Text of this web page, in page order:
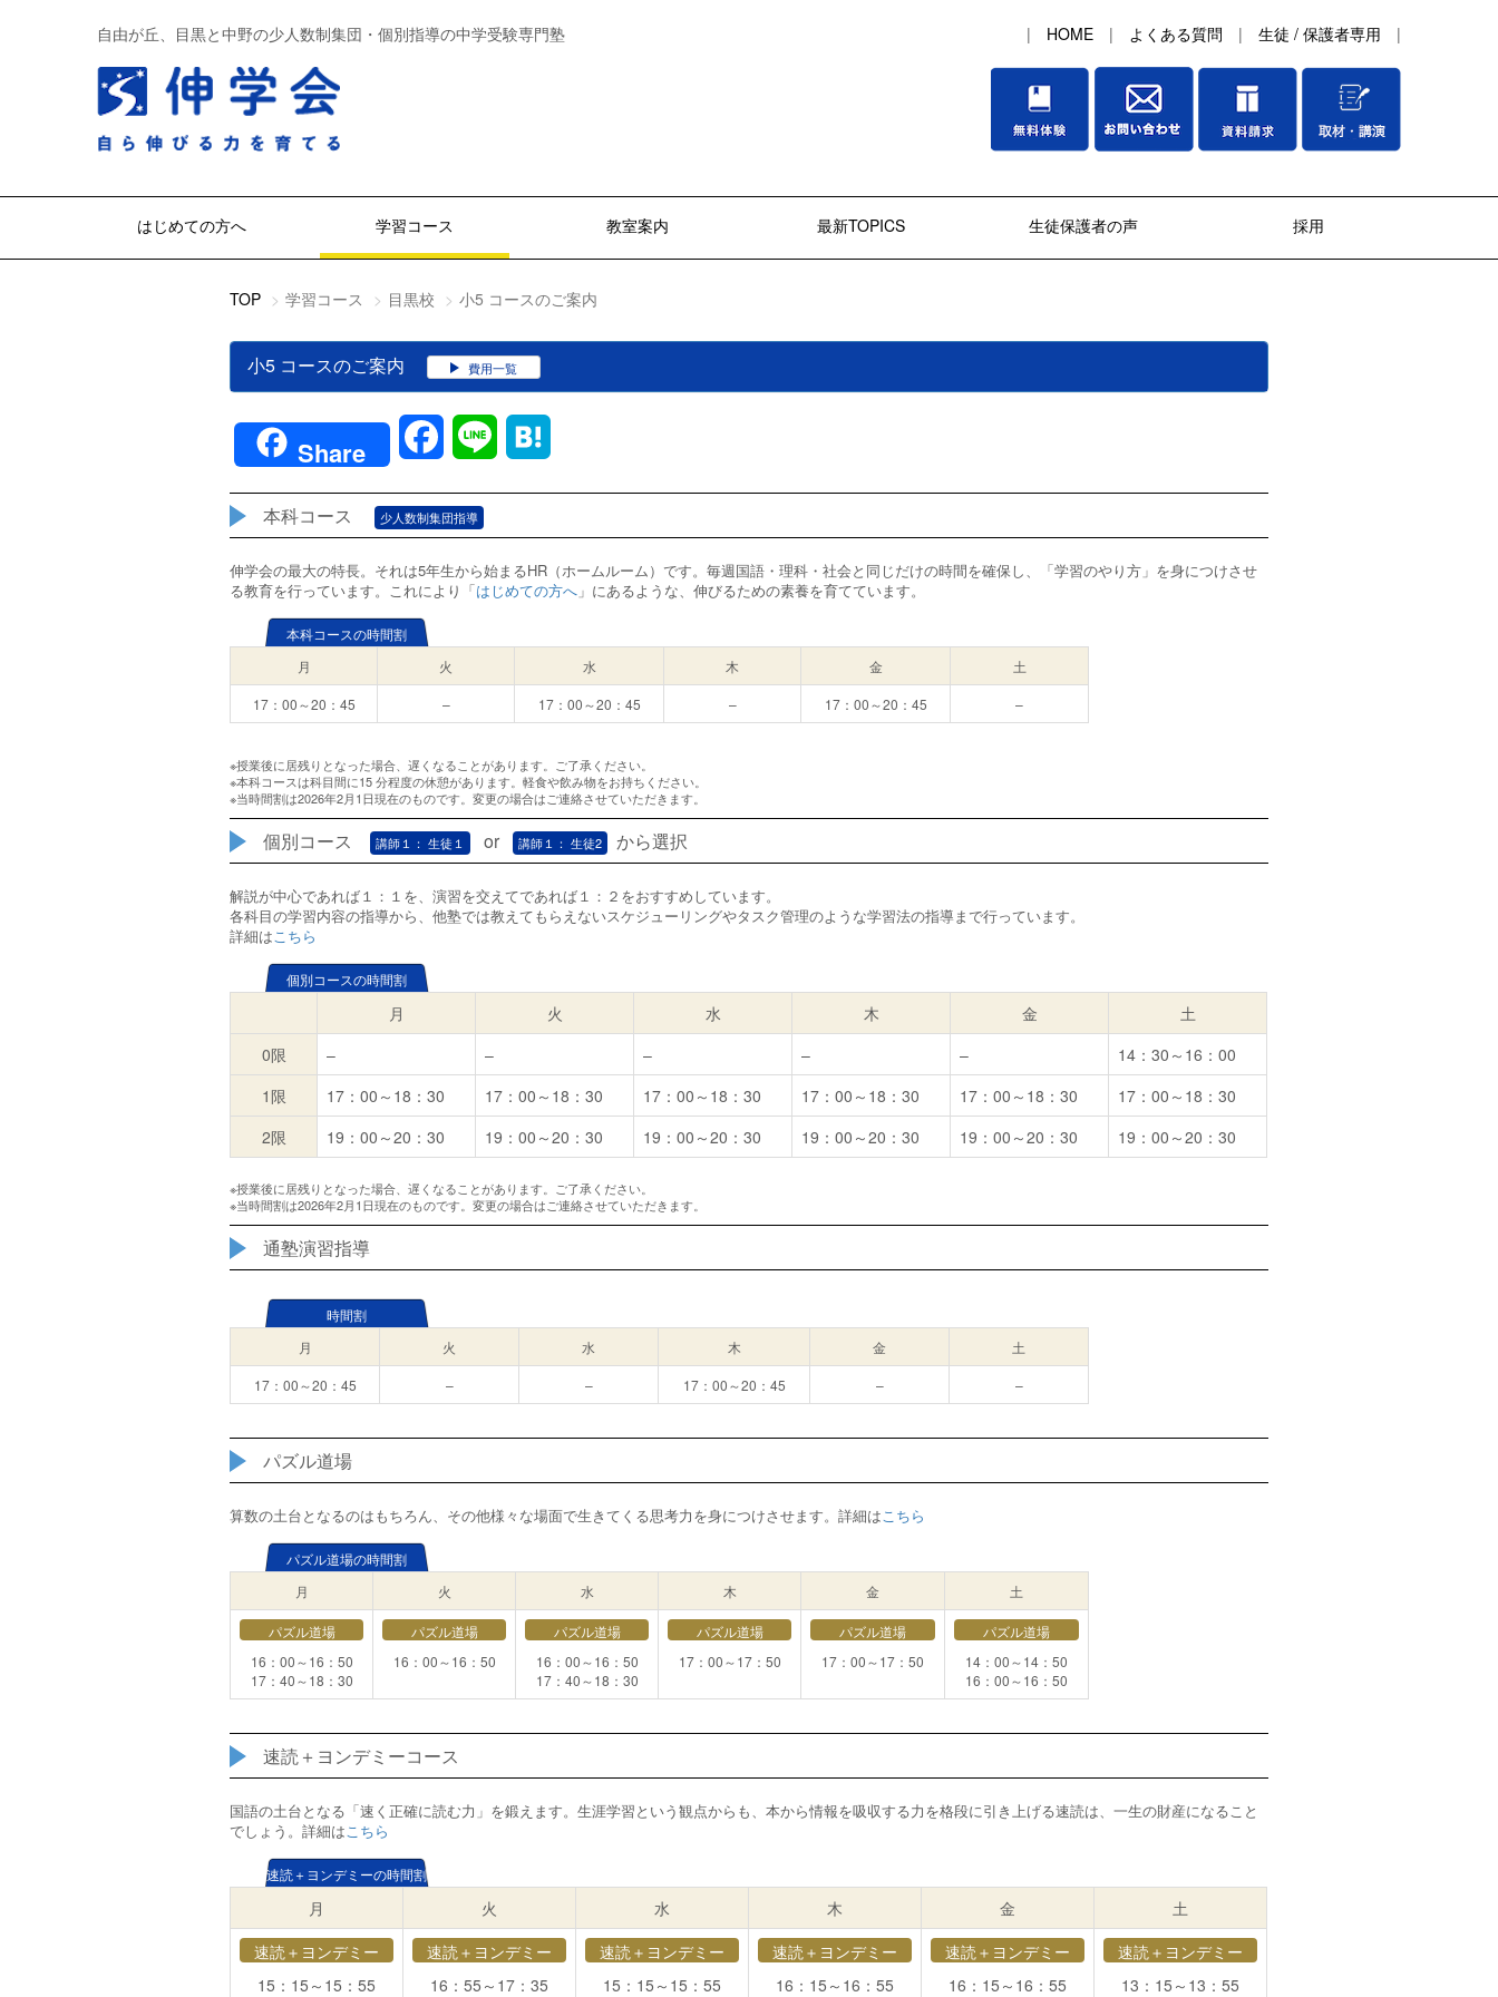
自由が丘、目黒と中野の少人数制集団・個別指導の中学受験専門塾 | HOME | よくある質問 | 生徒 / 保護者専用 |
はじめての方へ 学習コース 教室案内 最新TOPICS 生徒保護者の声 採用
TOP 学習コース 目黒校 小5 コースのご案内
小5 コースのご案内 費用一覧
Share FacebookLine
本科コース 少人数制集団指導
伸学会の最大の特長。それは5年生から始まるHR（ホームルーム）です。毎週国語・理科・社会と同じだけの時間を確保し、「学習のやり方」を身につけさせ
る教育を行っています。これにより「はじめての方へ 」にあるような、伸びるための素養を育てています。
本科コースの時間割
月
火 水 木 金
土
17：00～20：45
– 17：00～20：45 – 17：00～20：45 –
※授業後に居残りとなった場合、遅くなることがあります。ご了承ください。
※本科コースは科目間に15 分程度の休憩があります。軽食や飲み物をお持ちください。
※当時間割は2026年2月1日現在のものです。変更の場合はご連絡させていただきます。
個別コース 講師１： 生徒１ or 講師１： 生徒2 から選択
解説が中心であれば１：１を、演習を交えてであれば１：２をおすすめしています。
各科目の学習内容の指導から、他塾では教えてもらえないスケジューリングやタスク管理のような学習法の指導まで行っています。
詳細はこちら
個別コースの時間割
月 火 水 木 金
土
0限
– – – – –
14：30～16：00
1限
17：00～18：30 17：00～18：30 17：00～18：30 17：00～18：30 17：00～18：30
17：00～18：30
2限
19：00～20：30 19：00～20：30 19：00～20：30 19：00～20：30 19：00～20：30 19：00～20：30
※授業後に居残りとなった場合、遅くなることがあります。ご了承ください。
※当時間割は2026年2月1日現在のものです。変更の場合はご連絡させていただきます。
通塾演習指導
時間割
月
火 水 木 金
土
17：00～20：45
– – 17：00～20：45 – –
パズル道場
算数の土台となるのはもちろん、その他様々な場面で生きてくる思考力を身につけさせます。詳細はこちら
パズル道場の時間割
月
火 水 木 金 土
パズル道場
16：00～16：50
17：40～18：30
パズル道場
16：00～16：50
パズル道場
16：00～16：50
17：40～18：30
パズル道場
17：00～17：50
パズル道場
17：00～17：50
パズル道場
14：00～14：50
16：00～16：50
速読＋ヨンデミーコース
国語の土台となる「速く正確に読む力」を鍛えます。生涯学習という観点からも、本から情報を吸収する力を格段に引き上げる速読は、一生の財産になること
でしょう。詳細はこちら
速読＋ヨンデミーの時間割
月 火 水 木 金
土
速読＋ヨンデミー
15：15～15：55
速読＋ヨンデミー
16：55～17：35
速読＋ヨンデミー
15：15～15：55
速読＋ヨンデミー
16：15～16：55
速読＋ヨンデミー
16：15～16：55
速読＋ヨンデミー
13：15～13：55